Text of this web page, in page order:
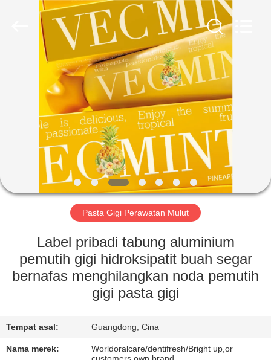
RUMAH
PRODUK
VIDEO
TENTANG
KAMI
PABRIK
HUBUNGI
Pasta Gigi Perawatan Mulut
Label pribadi tabung aluminium
pemutih gigi hidroksipatit buah segar
bernafas menghilangkan noda pemutih
gigi pasta gigi
Tempat asal: Guangdong, Cina
Nama merek:
Worldoralcare/dentifresh/Bright up,or